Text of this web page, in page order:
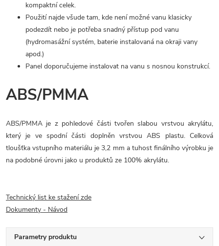
kompaktní celek.
Použití najde všude tam, kde není možné vanu klasicky
podezdít nebo je potřeba snadný přístup pod vanu
(hydromasážní systém, baterie instalovaná na okraji vany
apod.)
Panel doporučujeme instalovat na vanu s nosnou konstrukcí.
ABS/PMMA
ABS/PMMA je z pohledové části tvořen slabou vrstvou akrylátu,
který je ve spodní části doplněn vrstvou ABS plastu. Celková
tloušťka vstupního materiálu je 3,2 mm a tuhost finálního výrobku je
na podobné úrovni jako u produktů ze 100% akrylátu.
Technický list ke stažení zde
Dokumenty - Návod
Parametry produktu